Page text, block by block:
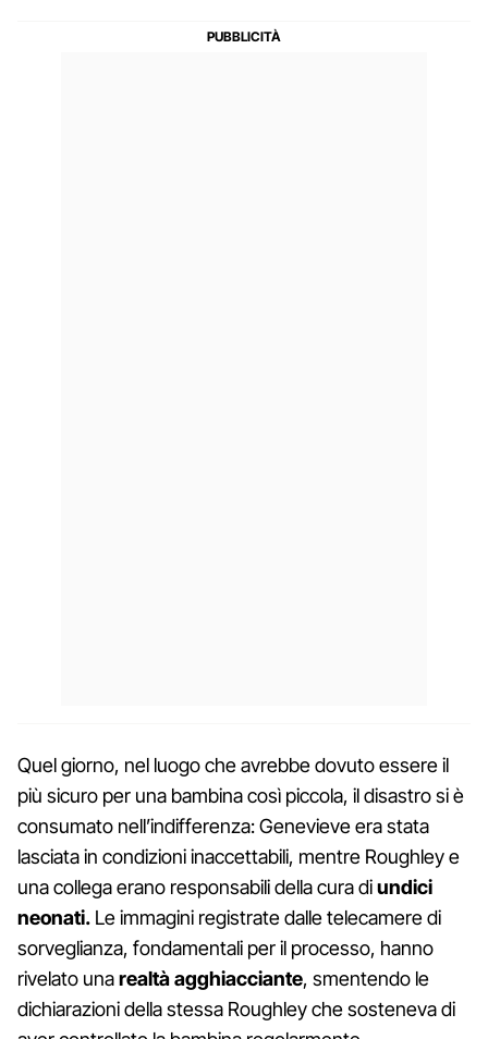
Quel giorno, nel luogo che avrebbe dovuto essere il
più sicuro per una bambina così piccola, il disastro si è
consumato nell’indifferenza: Genevieve era stata
lasciata in condizioni inaccettabili, mentre Roughley e
una collega erano responsabili della cura diundici
neonati. Le immagini registrate dalle telecamere di
sorveglianza, fondamentali per il processo, hanno
rivelato unarealtà agghiacciante, smentendo le
dichiarazioni della stessa Roughley che sosteneva di